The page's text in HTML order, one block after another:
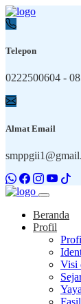
Telepon
0222500604 -
Almat Email
Beranda
Profil
Visi